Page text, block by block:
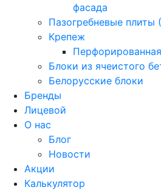
фасада
Пазогребневые плиты
Крепеж
Блоки из ячеистого
Белорусские блоки
Бренды
Лицевой
О нас
Блог
Новости
Акции
Калькулятор